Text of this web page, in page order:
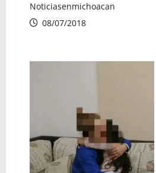
Noticiasenmichoacan
08/07/2018